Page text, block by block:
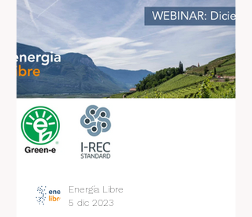
Energía Libre
5 dic 2023